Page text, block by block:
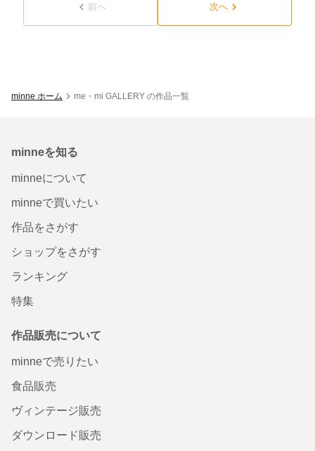
前へ 次へ
minne ホーム me・mi GALLERY の作品一覧
minneを知る
minneについて
minneで買いたい
作品をさがす
ショップをさがす
ランキング
特集
作品販売について
minneで売りたい
食品販売
ヴィンテージ販売
ダウンロード販売